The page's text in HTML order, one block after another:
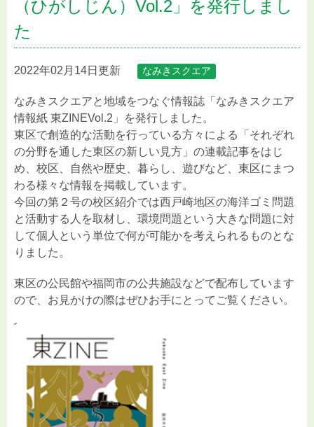
（ひがしじん）Vol.2」を発行しまし
た
2022年02月14日更新 なみきスクエア
なみきスクエアと地域をつなぐ情報誌「なみきスクエア
情報紙 東ZINEVol.2」を発行しました。
東区で創造的な活動を行っている方々による「それぞれ
の分野を通した東区の新しい見方」の連載記事をはじ
め、校区、自然や歴史、暮らし、遊びなど、東区にまつ
わる様々な情報を掲載しています。
今回の第２号の校区紹介では西戸崎地区の海洋ゴミ問題
と活動する人を取材し、環境問題という大きな問題に対
して個人という単位で何が可能かを考えられるものとな
りました。
東区の公民館や福岡市の公共施設などで配布しています
ので、お見かけの際はぜひお手にとってご覧ください。